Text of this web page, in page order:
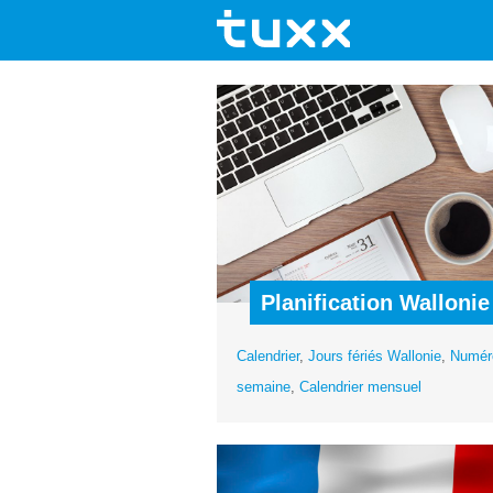
Planification Wallonie
Calendrier, Jours fériés Wallonie
semaine Calendrier mensuel